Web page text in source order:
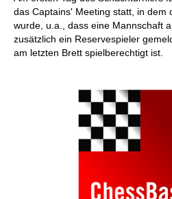
das Captains' Meeting statt, in dem
wurde, u.a., dass eine Mannschaft
zusätzlich ein Reservespieler
am letzten Brett spielberechtigt ist.